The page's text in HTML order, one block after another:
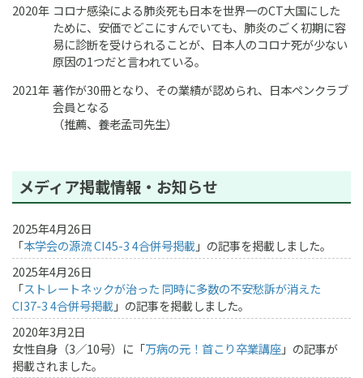
2020年 コロナ感染による肺炎死も日本を世界一のCT大国にした
ために、安価でどこにすんでいても、肺炎のごく初期に容
易に診断を受けられることが、日本人のコロナ死が少ない
原因の1つだと言われている。
2021年著作が30冊となり、その業績が認められ、日本ペンクラブ
会員となる
（推薦、養老孟司先生）
メディア掲載情報・お知らせ
2025年4月26日
「本学会の源流 CI45-3 4合併号掲載」の記事を掲載しました。
2025年4月26日
「ストレートネックが治った 同時に多数の不安愁訴が消えた
CI37-3 4合併号掲載」の記事を掲載しました。
2020年3月2日
女性自身（3／10号）に「万病の元！首こり卒業講座」の記事が
掲載されました。